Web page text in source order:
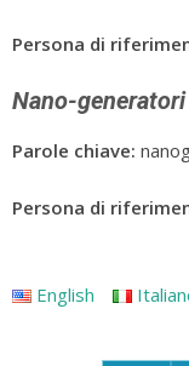
Persona di
Nano-
Parole chiave:
Persona di
English